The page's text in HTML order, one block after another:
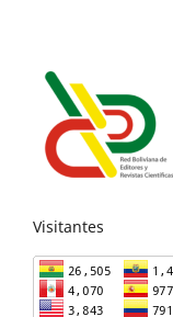
Visitantes